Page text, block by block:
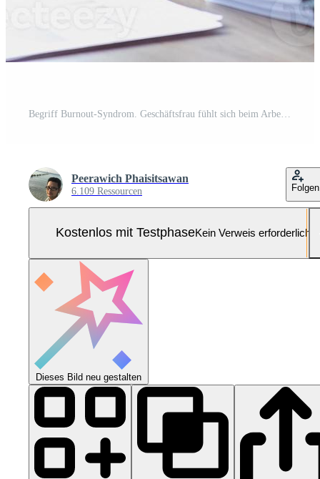
Peerawich Phaisitsawan
6.109 Ressourcen Folgen
Kostenlos mit TestphaseKein Verweis erforderlich
Dieses Bild neu gestalten